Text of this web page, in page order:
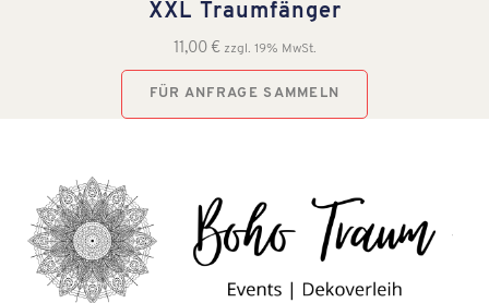
XXL Traumfänger
11,00 € zzgl. 19% MwSt.
FÜR ANFRAGE SAMMELN